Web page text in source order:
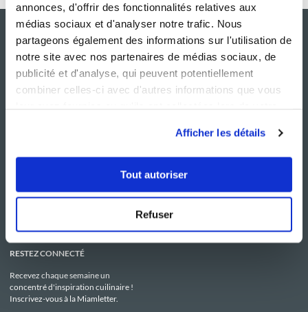
annonces, d'offrir des fonctionnalités relatives aux
médias sociaux et d'analyser notre trafic. Nous
partageons également des informations sur l'utilisation de
notre site avec nos partenaires de médias sociaux, de
publicité et d'analyse, qui peuvent potentiellement
combiner celles-ci avec d'autres informations que vous
Afficher les détails
Tout autoriser
Refuser
Le Mag'
Boutique
C.G.U
Politique de confidentialité
Utilisation des Cookies
RESTEZ CONNECTÉ
Recevez chaque semaine un
concentré d'inspiration cuilinaire !
Inscrivez-vous à la Miamletter.